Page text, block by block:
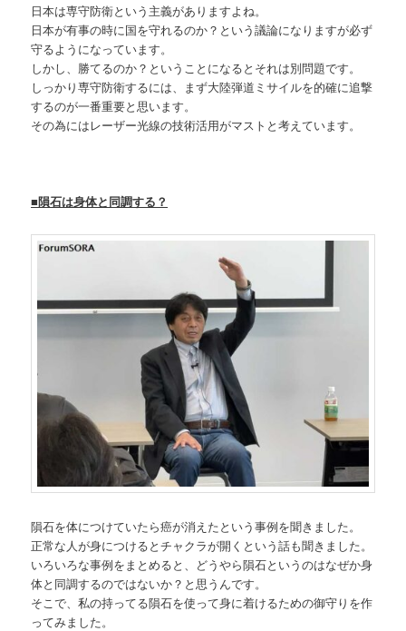
日本は専守防衛という主義がありますよね。
日本が有事の時に国を守れるのか？という議論になりますが必ず
守るようになっています。
しかし、勝てるのか？ということになるとそれは別問題です。
しっかり専守防衛するには、まず大陸弾道ミサイルを的確に追撃
するのが一番重要と思います。
その為にはレーザー光線の技術活用がマストと考えています。
■隕石は身体と同調する？
隕石を体につけていたら癌が消えたという事例を聞きました。
正常な人が身につけるとチャクラが開くという話も聞きました。
いろいろな事例をまとめると、どうやら隕石というのはなぜか身
体と同調するのではないか？と思うんです。
そこで、私の持ってる隕石を使って身に着けるための御守りを作
ってみました。